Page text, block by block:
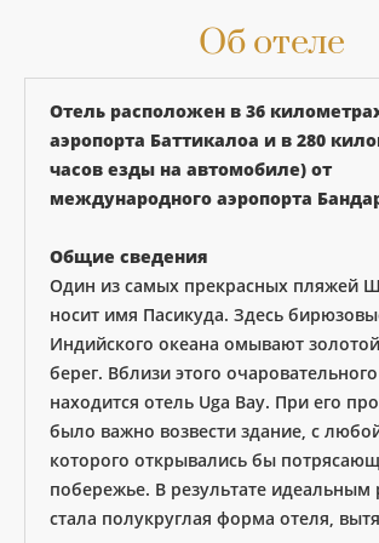
Об отеле
Отель расположен в 36
аэропорта Баттикалоа и в 280
часов езды на автомобиле) от
международного аэропорта
Общие сведения
Один из самых прекрасных пляжей
носит имя Пасикуда. Здесь
Индийского океана омывают
берег. Вблизи этого
находится отель Uga Bay. При его
было важно возвести здание, с
которого открывались бы
побережье. В результате
стала полукруглая форма отеля,